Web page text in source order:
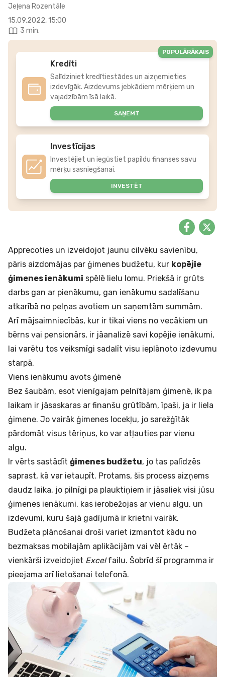
Jeļena Rozentāle
15.09.2022, 15:00
3 min.
Kredīti
Salīdziniet kredītiestādes un aizņemieties
izdevīgāk. Aizdevums jebkādiem mērķiem un
vajadzībām īsā laikā.
SAŅEMT
POPULĀRĀKAIS
Investīcijas
Investējiet un iegūstiet papildu finanses savu
mērķu sasniegšanai.
INVESTĒT
Apprecoties un izveidojot jaunu cilvēku savienību,
pāris aizdomājas par ģimenes budžetu, kur kopējie
ģimenes ienākumi spēlē lielu lomu. Priekšā ir grūts
darbs gan ar pienākumu, gan ienākumu sadalīšanu
atkarībā no pelņas avotiem un saņemtām summām.
Arī mājsaimniecībās, kur ir tikai viens no vecākiem un
bērns vai pensionārs, ir jāanalizē savi kopējie ienākumi,
lai varētu tos veiksmīgi sadalīt visu ieplānoto izdevumu
starpā.
Viens ienākumu avots ģimenē
Bez šaubām, esot vienīgajam pelnītājam ģimenē, ik pa
laikam ir jāsaskaras ar finanšu grūtībām, īpaši, ja ir liela
ģimene. Jo vairāk ģimenes locekļu, jo sarežģītāk
pārdomāt visus tēriņus, ko var atļauties par vienu
algu.
Ir vērts sastādīt ģimenes budžetu, jo tas palīdzēs
saprast, kā var ietaupīt. Protams, šis process aizņems
daudz laika, jo pilnīgi pa plauktiņiem ir jāsaliek visi jūsu
ģimenes ienākumi, kas ierobežojas ar vienu algu, un
izdevumi, kuru šajā gadījumā ir krietni vairāk.
Budžeta plānošanai droši variet izmantot kādu no
bezmaksas mobilajām aplikācijām vai vēl ērtāk –
vienkārši izveidojiet Excelfailu. Šobrīd šī programma ir
pieejama arī lietošanai telefonā.